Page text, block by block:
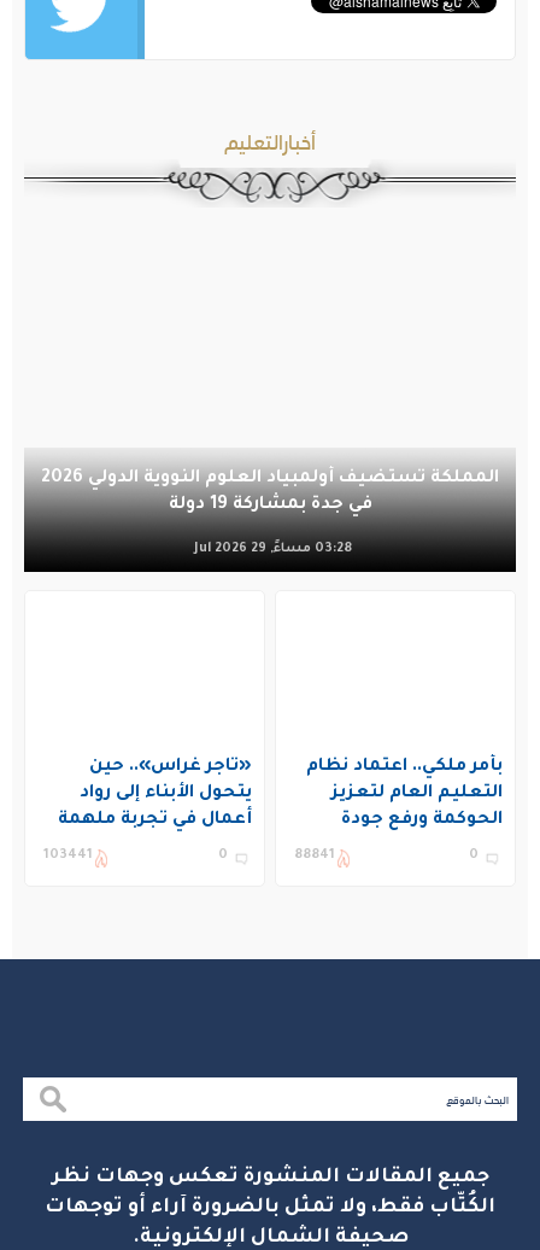
أخبارالتعليم
المملكة تستضيف أولمبياد العلوم النووية الدولي 2026
في جدة بمشاركة 19 دولة
03:28 مساءً, 29 Jul 2026
بأمر ملكي.. اعتماد نظام
التعليم العام لتعزيز
الحوكمة ورفع جودة
التعليم في المملكة
0
88841
«تاجر غراس».. حين
يتحول الأبناء إلى رواد
أعمال في تجربة ملهمة
بنادي غراس الصيفي
0
103441
جميع المقالات المنشورة تعكس وجهات نظر
الكُتّاب فقط، ولا تمثل بالضرورة آراء أو توجهات
صحيفة الشمال الإلكترونية.